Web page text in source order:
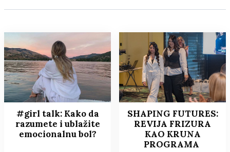
#girl talk: Kako da
razumete i ublažite
emocionalnu bol?
SHAPING FUTURES:
REVIJA FRIZURA
KAO KRUNA
PROGRAMA